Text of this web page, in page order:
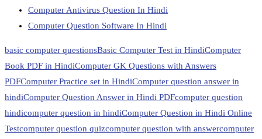
Computer Antivirus Question In Hindi
Computer Question Software In Hindi
basic computer questionsBasic Computer Test in HindiComputer
Book PDF in HindiComputer GK Questions with Answers
PDFComputer Practice set in HindiComputer question answer in
hindiComputer Question Answer in Hindi PDFcomputer question
hindicomputer question in hindiComputer Question in Hindi Online
Testcomputer question quizcomputer question with answercomputer